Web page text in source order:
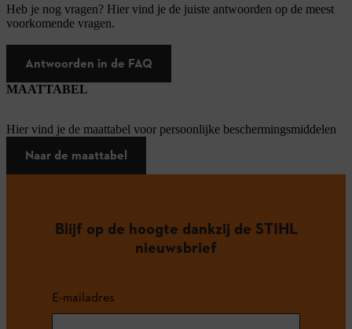
Heb je nog vragen? Hier vind je de juiste antwoorden op de meest
voorkomende vragen.
Antwoorden in de FAQ
MAATTABEL
Hier vind je de maattabel voor persoonlijke beschermingsmiddelen
Naar de maattabel
Blijf op de hoogte dankzij de STIHL
nieuwsbrief
E-mailadres